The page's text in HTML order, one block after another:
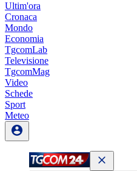
Ultim'ora
Cronaca
Mondo
Economia
TgcomLab
Televisione
TgcomMag
Video
Schede
Sport
Meteo